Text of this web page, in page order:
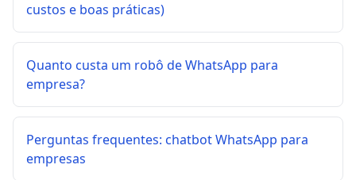
custos e boas práticas)
Quanto custa um robô de WhatsApp para
empresa?
Perguntas frequentes: chatbot WhatsApp para
empresas